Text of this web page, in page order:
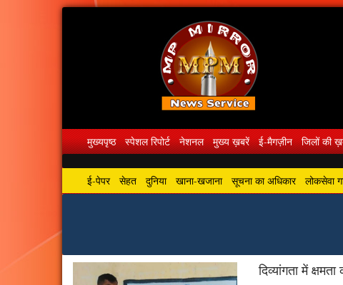
मुख्यपृष्ठ स्पेशल रिपोर्ट नेशनल मुख्य ख़बरें ई-मैगज़ीन जिलों की
ई-पेपर सेहत दुनिया खाना-खजाना सूचना का अधिकार लोकसेवा
दिव्यांगता में